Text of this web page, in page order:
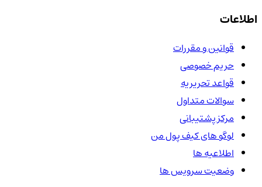
اطلاعات
قوانین و مقررات
حریم خصوصی
قواعد تحریریه
سوالات متداول
مرکز پشتیبانی
لوگو های کیف پول من
اطلاعیه ها
وضعیت سرویس ها